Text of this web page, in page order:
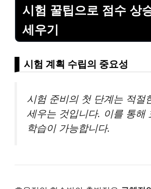
시험 꿀팁으로 점수 상
세우기
시험 계획 수립의 중요성
시험 준비의 첫 단계는 적절
세우는 것입니다. 이를 통해
학습이 가능합니다.